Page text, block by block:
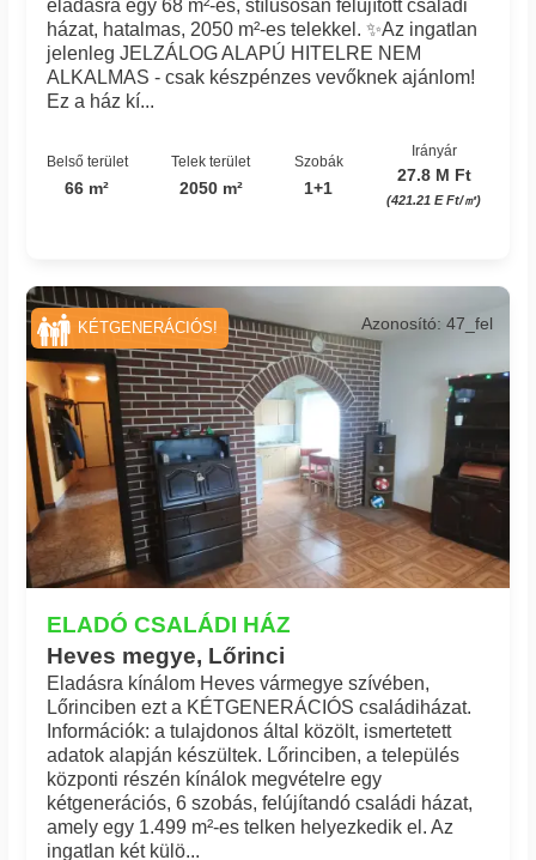
eladásra egy 68 m²-es, stílusosan felújított családi
házat, hatalmas, 2050 m²-es telekkel. ✨Az ingatlan
jelenleg JELZÁLOG ALAPÚ HITELRE NEM
ALKALMAS - csak készpénzes vevőknek ajánlom!
Ez a ház kí...
Belső terület
66 m²
Telek terület
2050 m²
Szobák
1+1
Irányár
27.8 M Ft
(421.21 E Ft/㎡)
ELADÓ CSALÁDI HÁZ
Heves megye, Lőrinci
Azonosító: 47_fel
Eladásra kínálom Heves vármegye szívében,
Lőrinciben ezt a KÉTGENERÁCIÓS családiházat.
Információk: a tulajdonos által közölt, ismertetett
adatok alapján készültek. Lőrinciben, a település
központi részén kínálok megvételre egy
kétgenerációs, 6 szobás, felújítandó családi házat,
amely egy 1.499 m²-es telken helyezkedik el. Az
ingatlan két külö...
KÉTGENERÁCIÓS!